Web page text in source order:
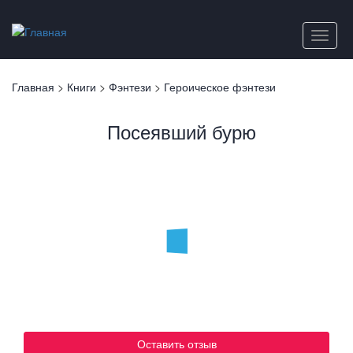
основному
содержанию
Toggle
Вы
Главная > Книги > Фэнтези > Героическое фэнтези
Посеявший бурю
Оставить отзыв